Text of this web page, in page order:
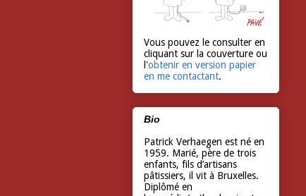
Vous pouvez le consulter en
cliquant sur la couverture ou
l'obtenir en version papier
en me contactant.
Bio
Patrick Verhaegen est né en
1959. Marié, père de trois
enfants, fils d’artisans
pâtissiers, il vit à Bruxelles.
Diplômé en